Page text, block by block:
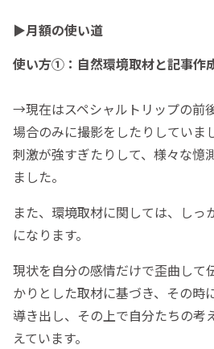
▶︎月額の使い道
使い方①：自然環境取材と記事作
→現在はスペシャルトリップの前
場合のみに撮影をしたりしていま
刺激が強すぎたりして、様々な憶
ました。
また、環境取材に関しては、しっ
になります。
現状を自分の感情だけで歪曲して
かりとした取材に基づき、その時
導き出し、その上で自分たちの考
えています。